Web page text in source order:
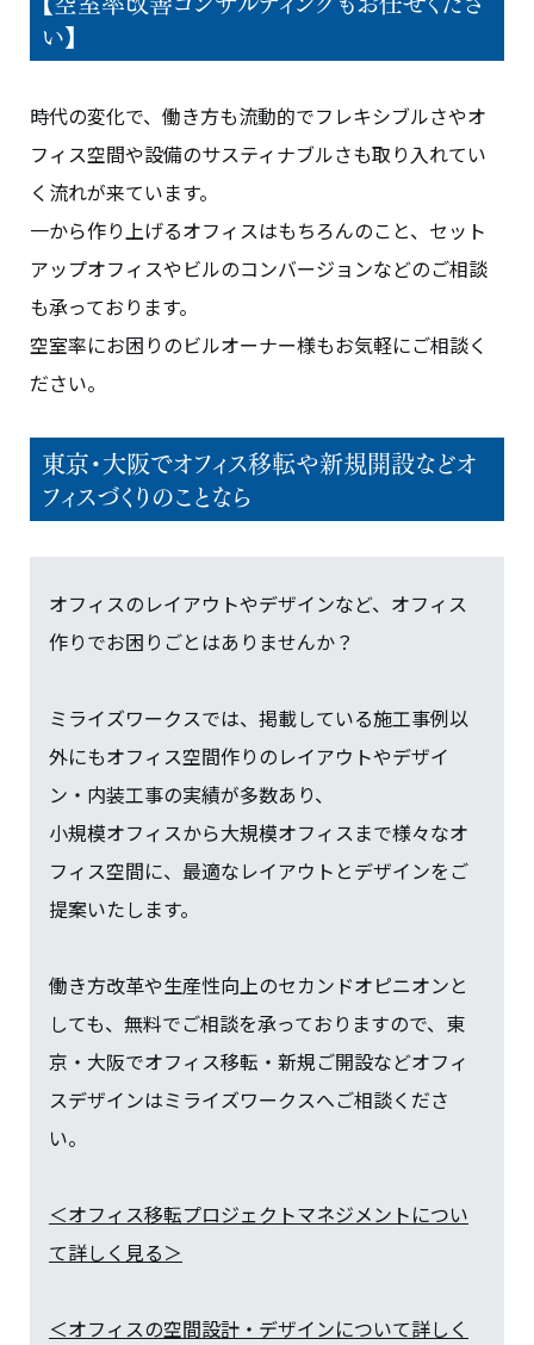
い】
時代の変化で、働き方も流動的でフレキシブルさやオ
フィス空間や設備のサスティナブルさも取り入れてい
く流れが来ています。
一から作り上げるオフィスはもちろんのこと、セット
アップオフィスやビルのコンバージョンなどのご相談
も承っております。
空室率にお困りのビルオーナー様もお気軽にご相談く
ださい。
東京・大阪でオフィス移転や新規開設などオ
フィスづくりのことなら
オフィスのレイアウトやデザインなど、オフィス
作りでお困りごとはありませんか？
ミライズワークスでは、掲載している施工事例以
外にもオフィス空間作りのレイアウトやデザイ
ン・内装工事の実績が多数あり、
小規模オフィスから大規模オフィスまで様々なオ
フィス空間に、最適なレイアウトとデザインをご
提案いたします。
働き方改革や生産性向上のセカンドオピニオンと
しても、無料でご相談を承っておりますので、東
京・大阪でオフィス移転・新規ご開設などオフィ
スデザインはミライズワークスへご相談くださ
い。
＜オフィス移転プロジェクトマネジメントについ
て詳しく見る＞
＜オフィスの空間設計・デザインについて詳しく